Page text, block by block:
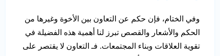
وفي الختام، فإن حكم عن التعاون بين الأخوة وغيرها من
الحكم والأشعار والقصص تبرز لنا أهمية هذه الفضيلة في
تقوية العلاقات وبناء المجتمعات. فـ التعاون لا يقتصر على